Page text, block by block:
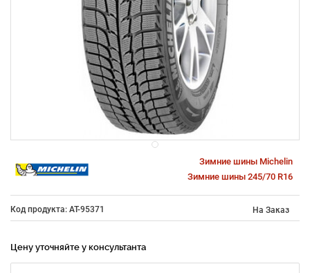
Зимние шины Michelin
Зимние шины 245/70 R16
Код продукта: AT-95371 На Заказ
Цену уточняйте у консультанта